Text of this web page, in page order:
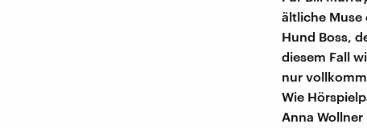
ältliche Muse
Hund Boss,
diesem Fall
nur
Wie
Anna